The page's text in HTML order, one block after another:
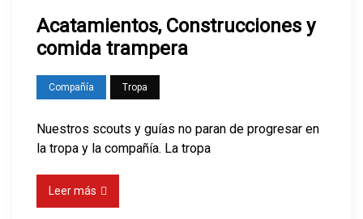
Acatamientos, Construcciones y
comida trampera
Compañía Tropa
Nuestros scouts y guías no paran de progresar en
la tropa y la compañía. La tropa
Leer más